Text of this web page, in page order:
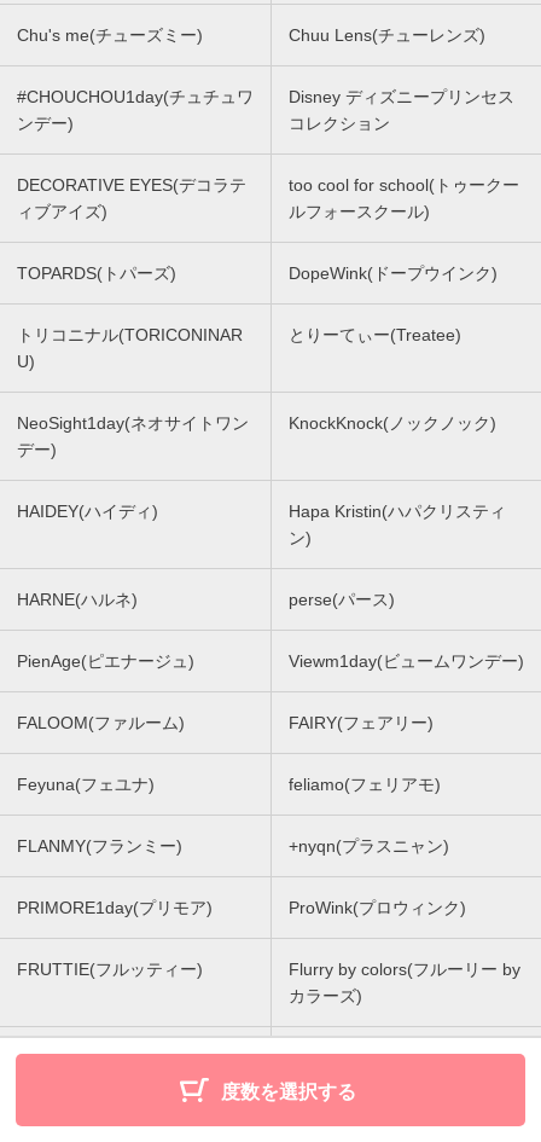
度数を選択する
Chu's me(チューズミー) Chuu Lens(チューレンズ)
#CHOUCHOU1day(チュチュワ
ンデー)
Disney ディズニープリンセス
コレクション
DECORATIVE EYES(デコラテ
ィブアイズ)
too cool for school(トゥークー
ルフォースクール)
TOPARDS(トパーズ) DopeWink(ドープウインク)
トリコニナル(TORICONINAR
U)
とりーてぃー(Treatee)
NeoSight1day(ネオサイトワン
デー)
KnockKnock(ノックノック)
HAIDEY(ハイディ)
Hapa Kristin(ハパクリスティ
ン)
HARNE(ハルネ) perse(パース)
PienAge(ピエナージュ) Viewm1day(ビュームワンデー)
FALOOM(ファルーム) FAIRY(フェアリー)
Feyuna(フェユナ) feliamo(フェリアモ)
FLANMY(フランミー) +nyqn(プラスニャン)
PRIMORE1day(プリモア) ProWink(プロウィンク)
FRUTTIE(フルッティー)
Flurry by colors(フルーリー by
カラーズ)
BABY Motecon 1DAY (ベイビ
BABY Motecon MONTHLY (ベ
イビーモテコンマンスリー)